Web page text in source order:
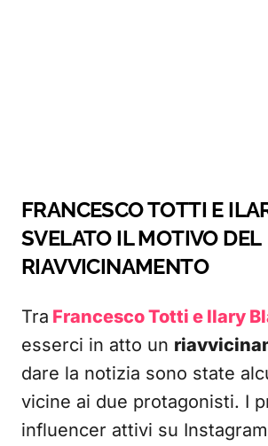
FRANCESCO TOTTI E
SVELATO IL MOTIVO DEL
RIAVVICINAMENTO
Tra Francesco Totti e Ilary
esserci in atto un
dare la notizia sono state
vicine ai due protagonisti. I
influencer attivi su